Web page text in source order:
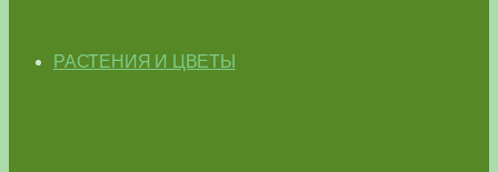
РАСТЕНИЯ И ЦВЕТЫ